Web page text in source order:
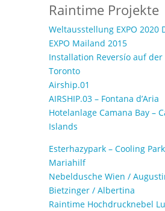
Raintime Projekte
Weltausstellung EXPO 2020
EXPO Mailand 2015
Installation Reversío auf der
Toronto
Airship.01
AIRSHIP.03 – Fontana d’Aria
Hotelanlage Camana Bay –
Islands
Esterhazypark – Cooling
Mariahilf
Nebeldusche Wien /
Bietzinger / Albertina
Raintime Hochdrucknebel